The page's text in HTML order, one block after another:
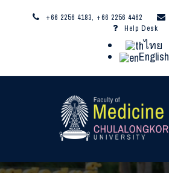
+66 2256 4183, +66 2256 4462
Help Desk
ไทย
English